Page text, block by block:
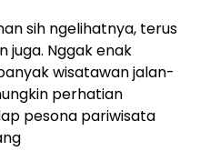
sih ngelihatnya, terus
juga. Nggak enak
wisatawan jalan-
perhatian
pesona pariwisata